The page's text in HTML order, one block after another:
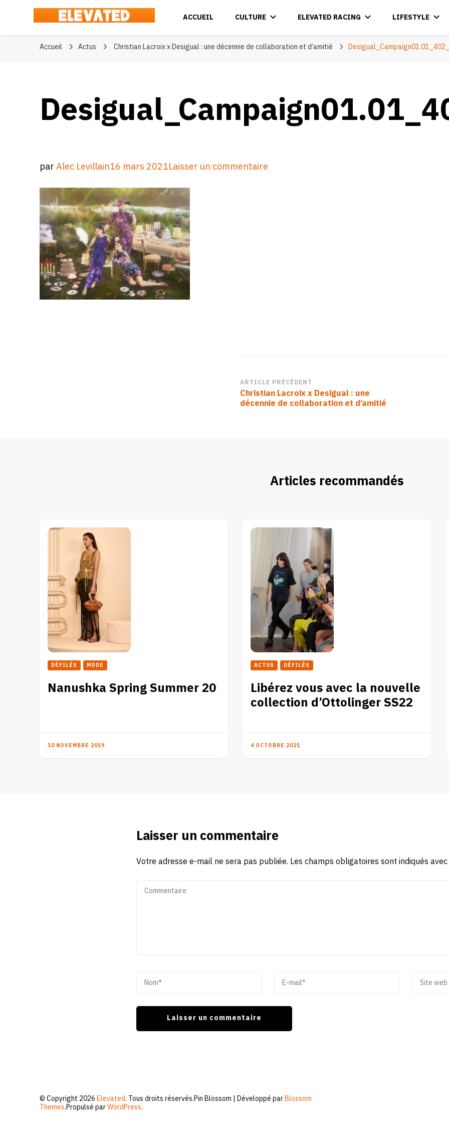
Elevated
ACCUEIL CULTURE ELEVATED RACING LIFESTYLE
Accueil Actus Christian Lacroix x Desigual : une décennie de collaboration et d’amitié
parAlec Levillain16 mars 2021Laisser un commentaire
Navigation
d’article
ARTICLE PRÉCÉDENT
Christian Lacroix x Desigual : une
décennie de collaboration et d’amitié
Articles recommandés
DÉFILÉS MODE
Nanushka Spring Summer 20
10 NOVEMBRE 2019
ACTUS DÉFILÉS
Libérez vous avec la nouvelle
collection d’Ottolinger SS22
4 OCTOBRE 2021
Laisser un commentaire
Votre adresse e-mail ne sera pas publiée. Les champs obligatoires sont indiqués avec
© Copyright 2026Elevated. Tous droits réservés.Pin Blossom | Développé parBlossom
Themes.Propulsé parWordPress.